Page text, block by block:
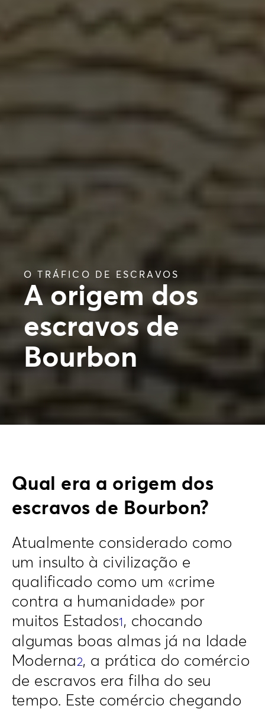
O TRÁFICO DE ESCRAVOS
A origem dos
escravos de
Bourbon
Qual era a origem dos
escravos de Bourbon?
Atualmente considerado como
um insulto à civilização e
qualificado como um «crime
contra a humanidade» por
muitos Estados1 , chocando
algumas boas almas já na Idade
Moderna 2, a prática do comércio
de escravos era filha do seu
tempo. Este comércio chegando